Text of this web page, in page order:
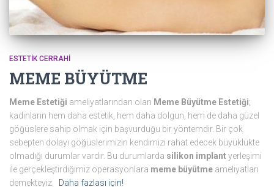
ESTETIK CERRAHI
MEME BÜYÜTME
Meme Estetiği ameliyatlarından olan Meme Büyütme Estetiği;
kadınların hem daha estetik, hem daha dolgun, hem de daha güzel
göğüslere sahip olmak için başvurduğu bir yöntemdir. Bir çok
sebepten dolayı göğüslerimizin kendimizi rahat edecek büyüklükte
olmadığı durumlar vardır. Bu durumlarda silikon implantyerleşimi
ile gerçekleştirdiğimiz operasyonlara meme büyütme ameliyatları
demekteyiz.
Daha fazlası için!